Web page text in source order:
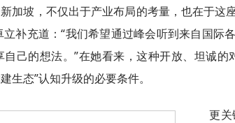
加坡，不仅出于产业布局的考量，也在于这
立补充道：“我们希望通过峰会听到来自国际
自己的想法。”在她看来，这种开放、坦诚
生态”认知升级的必要条件。
更